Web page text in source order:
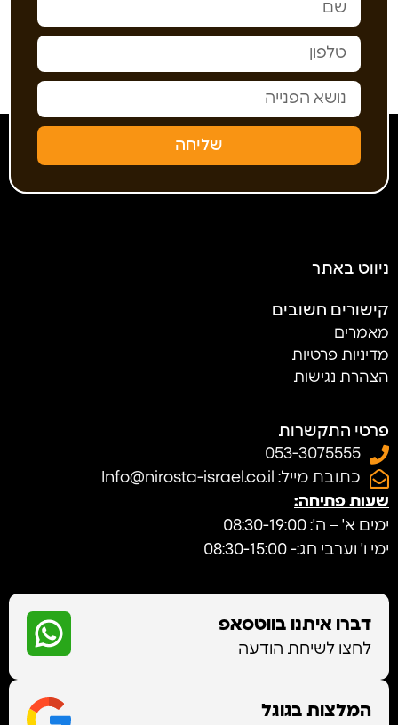
שליחה
ניווט באתר
קישורים חשובים
מאמרים
מדיניות פרטיות
הצהרת נגישות
פרטי התקשרות
053-3075555
כתובת מייל: Info@nirosta-israel.co.il
שעות פתיחה:
ימים א' – ה': 08:30-19:00
ימי ו' וערבי חג:- 08:30-15:00
דברו איתנו בווטסאפ
לחצו לשיחת הודעה
המלצות בגוגל